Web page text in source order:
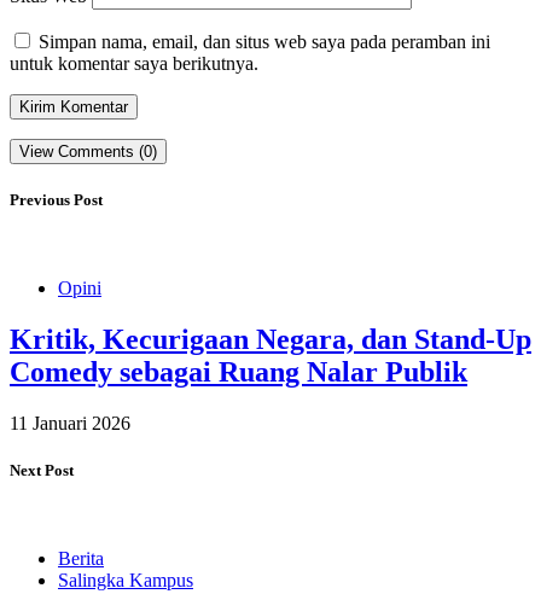
Simpan nama, email, dan situs web saya pada peramban ini
untuk komentar saya berikutnya.
View Comments (0)
Previous Post
Opini
Kritik, Kecurigaan Negara, dan Stand-Up
Comedy sebagai Ruang Nalar Publik
11 Januari 2026
Next Post
Berita
Salingka Kampus